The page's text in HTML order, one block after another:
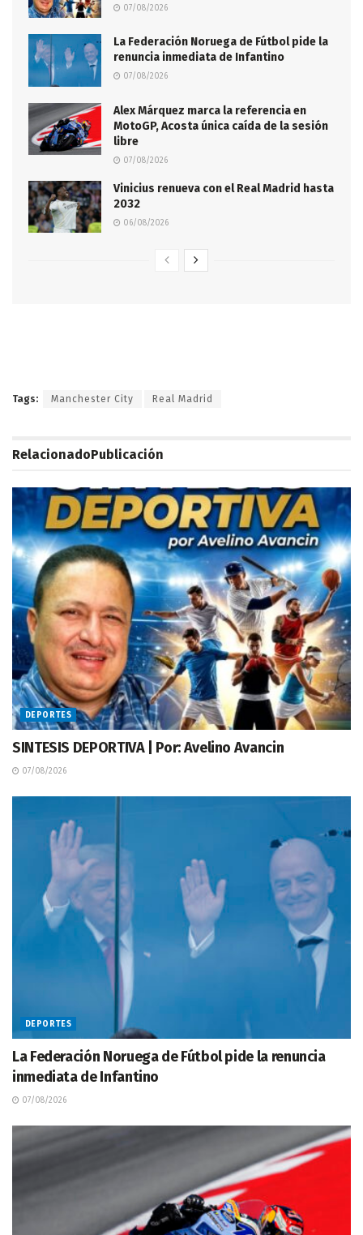
07/08/2026
La Federación Noruega de Fútbol pide la
renuncia inmediata de Infantino
07/08/2026
Alex Márquez marca la referencia en
MotoGP, Acosta única caída de la sesión
libre
07/08/2026
Vinicius renueva con el Real Madrid hasta
2032
06/08/2026
Tags: Manchester City Real Madrid
RelacionadoPublicación
DEPORTES
SINTESIS DEPORTIVA | Por: Avelino Avancin
07/08/2026
DEPORTES
La Federación Noruega de Fútbol pide la renuncia
inmediata de Infantino
07/08/2026